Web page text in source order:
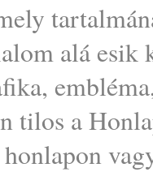
alá esik
tilos a